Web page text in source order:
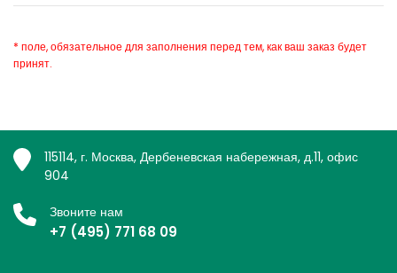
* поле, обязательное для заполнения перед тем, как ваш заказ будет
принят.
115114, г. Москва, Дербеневская набережная, д.11, офис
904
Звоните нам
+7 (495) 771 68 09